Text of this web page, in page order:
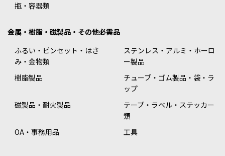
瓶・容器類
金属・樹脂・磁製品・その他必需品
ふるい・ピンセット・はさ
み・金物類
ステンレス・アルミ・ホーロ
ー製品
樹脂製品
チューブ・ゴム製品・袋・ラ
ップ
磁製品・耐火製品
テープ・ラベル・ステッカー
類
OA・事務用品
工具